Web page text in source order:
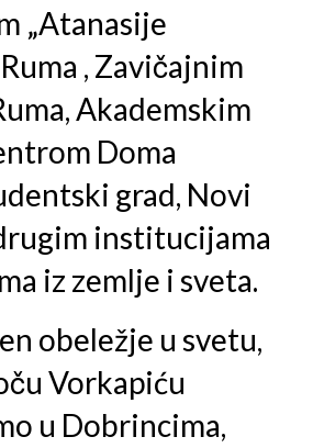
„Atanasije
, Zavičajnim
Akademskim
Doma
grad, Novi
institucijama
iz zemlje i sveta.
obeležje u svetu,
Vorkapiću
u Dobrincima,